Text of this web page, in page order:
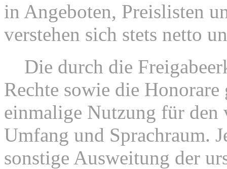
in Angeboten, Preislisten
verstehen sich stets netto
Die durch die
Rechte sowie die
einmalige Nutzung für den
Umfang und Sprachraum.
sonstige Ausweitung der